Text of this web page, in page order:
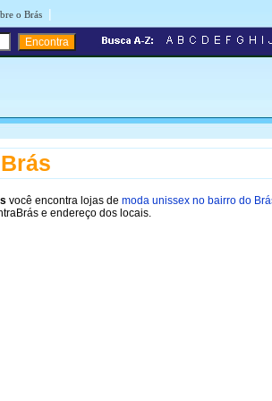
o Brás |
você encontra lojas de moda unissex no bairro do
e endereço dos locais.